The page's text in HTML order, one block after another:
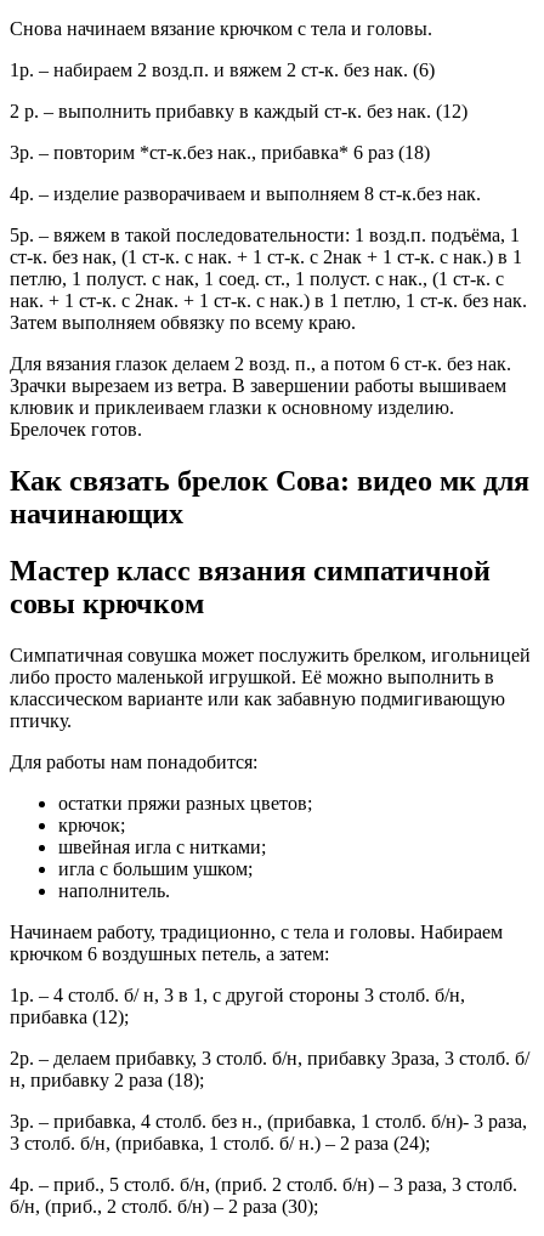
Снова начинаем вязание крючком с тела и головы.
1р. – набираем 2 возд.п. и вяжем 2 ст-к. без нак. (6)
2 р. – выполнить прибавку в каждый ст-к. без нак. (12)
3р. – повторим *ст-к.без нак., прибавка* 6 раз (18)
4р. – изделие разворачиваем и выполняем 8 ст-к.без нак.
5р. – вяжем в такой последовательности: 1 возд.п. подъёма, 1
ст-к. без нак, (1 ст-к. с нак. + 1 ст-к. с 2нак + 1 ст-к. с нак.) в 1
петлю, 1 полуст. с нак, 1 соед. ст., 1 полуст. с нак., (1 ст-к. с
нак. + 1 ст-к. с 2нак. + 1 ст-к. с нак.) в 1 петлю, 1 ст-к. без нак.
Затем выполняем обвязку по всему краю.
Для вязания глазок делаем 2 возд. п., а потом 6 ст-к. без нак.
Зрачки вырезаем из ветра. В завершении работы вышиваем
клювик и приклеиваем глазки к основному изделию.
Брелочек готов.
Как связать брелок Сова: видео мк для
начинающих
Мастер класс вязания симпатичной
совы крючком
Симпатичная совушка может послужить брелком, игольницей
либо просто маленькой игрушкой. Её можно выполнить в
классическом варианте или как забавную подмигивающую
птичку.
Для работы нам понадобится:
остатки пряжи разных цветов;
крючок;
швейная игла с нитками;
игла с большим ушком;
наполнитель.
Начинаем работу, традиционно, с тела и головы. Набираем
крючком 6 воздушных петель, а затем:
1р. – 4 столб. б/ н, 3 в 1, с другой стороны 3 столб. б/н,
прибавка (12);
2р. – делаем прибавку, 3 столб. б/н, прибавку 3раза, 3 столб. б/
н, прибавку 2 раза (18);
3р. – прибавка, 4 столб. без н., (прибавка, 1 столб. б/н)- 3 раза,
3 столб. б/н, (прибавка, 1 столб. б/ н.) – 2 раза (24);
4р. – приб., 5 столб. б/н, (приб. 2 столб. б/н) – 3 раза, 3 столб.
б/н, (приб., 2 столб. б/н) – 2 раза (30);